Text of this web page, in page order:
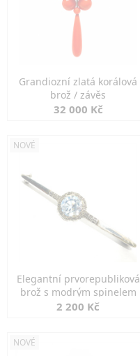
Grandiozní zlatá korálová
brož / závěs
32 000 Kč
NOVÉ
Elegantní prvorepubliková
brož s modrým spinelem
2 200 Kč
NOVÉ